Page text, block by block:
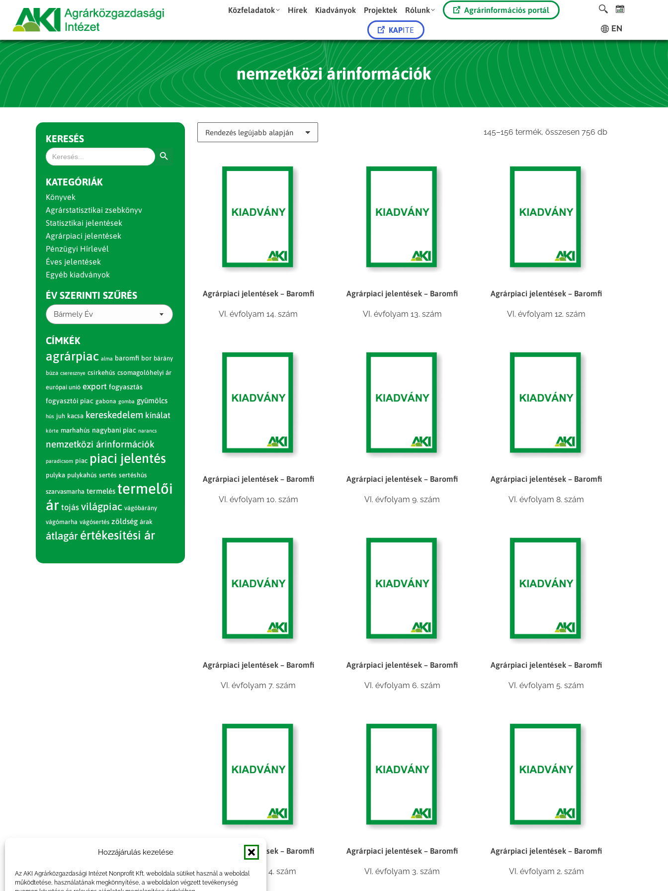
Hozzájárulás kezelése
Az AKI Agrárközgazdasági Intézet Nonprofit Kft. weboldala sütiket használ a weboldal
működtetése, használatának megkönnyítése, a weboldalon végzett tevékenység
Közfeladatok Hírek Kiadványok Projektek Rólunk Agrárinformációs portál
KAPITE EN
nemzetközi árinformációk
145–156 termék, összesen 756 dbSorted
Agrárpiaci jelentések – Baromfi
VI. évfolyam 14. szám
Agrárpiaci jelentések – Baromfi
VI. évfolyam 13. szám
Agrárpiaci jelentések – Baromfi
VI. évfolyam 12. szám
Agrárpiaci jelentések – Baromfi
VI. évfolyam 10. szám
Agrárpiaci jelentések – Baromfi
VI. évfolyam 9. szám
Agrárpiaci jelentések – Baromfi
VI. évfolyam 8. szám
Agrárpiaci jelentések – Baromfi
VI. évfolyam 7. szám
Agrárpiaci jelentések – Baromfi
VI. évfolyam 6. szám
Agrárpiaci jelentések – Baromfi
VI. évfolyam 5. szám
Agrárpiaci jelentések – Baromfi
VI. évfolyam 4. szám
Agrárpiaci jelentések – Baromfi
VI. évfolyam 3. szám
Agrárpiaci jelentések – Baromfi
VI. évfolyam 2. szám
KERESÉS
Search
for:
KATEGÓRIÁK
Könyvek
Agrárstatisztikai zsebkönyv
Statisztikai jelentések
Agrárpiaci jelentések
Pénzügyi Hírlevél
Éves jelentések
Egyéb kiadványok
ÉV SZERINTI SZŰRÉS
Bármely Év
CÍMKÉK
agrárpiac alma baromfi bor bárány
búza cseresznye csirkehús csomagolóhelyi ár
európai unió export fogyasztás
fogyasztói piac gabona gomba gyümölcs
hús juh kacsa kereskedelem kínálat
körte marhahús nagybani piac narancs
nemzetközi árinformációk
paradicsom piac piaci jelentés
pulyka pulykahús sertés sertéshús
szarvasmarha termelés termelői
ár tojás világpiac vágóbárány
vágómarha vágósertés zöldség árak
átlagár értékesítési ár